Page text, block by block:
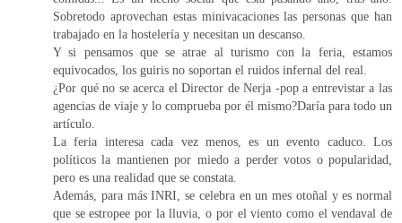
Sobretodo aprovechan estas minivacaciones las personas que han
trabajado en la hostelería y necesitan un descanso.
Y si pensamos que se atrae al turismo con la feria, estamos
equivocados, los guiris no soportan el ruidos infernal del real.
¿Por qué no se acerca el Director de Nerja -pop a entrevistar a las
agencias de viaje y lo comprueba por él mismo?Daría para todo un
artículo.
La feria interesa cada vez menos, es un evento caduco. Los
políticos la mantienen por miedo a perder votos o popularidad,
pero es una realidad que se constata.
Además, para más INRI, se celebra en un mes otoñal y es normal
que se estropee por la lluvia, o por el viento como el vendaval de